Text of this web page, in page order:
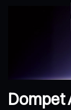
Dompet